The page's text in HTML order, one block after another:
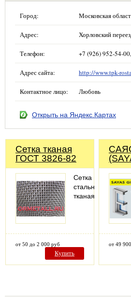
Город: Московская
Адрес: Хорловский
Телефон: +7 (926) 952-54-
Адрес сайта: http://www.tpk-
Контактное лицо: Любовь
Открыть на Яндекс.Картах
Сетка тканая
ГОСТ 3826-82
Сетка
стальная
тканая
от 50 до 2 000 руб
Купить
от 49